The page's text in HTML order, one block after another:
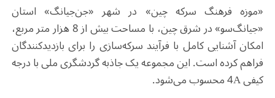
«موزه فرهنگ سرکه چین» در شهر «جن‌جیانگ» استان
«جیانگ‌سو» در شرق چین، با مساحت بیش از 8 هزار متر مربع،
امکان آشنایی کامل با فرآیند سرکه‌سازی را برای بازدیدکنندگان
فراهم کرده است. این مجموعه یک جاذبه گردشگری ملی با درجه
کیفی 4A محسوب می‌شود.